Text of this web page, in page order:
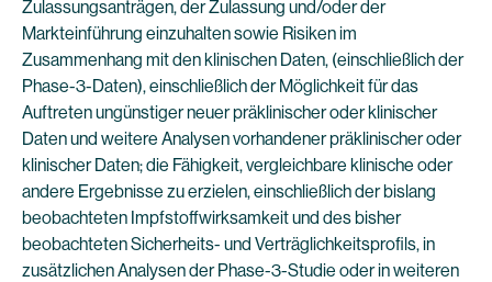
Zulassungsanträgen, der Zulassung und/oder der
Markteinführung einzuhalten sowie Risiken im
Zusammenhang mit den klinischen Daten, (einschließlich der
Phase-3-Daten), einschließlich der Möglichkeit für das
Auftreten ungünstiger neuer präklinischer oder klinischer
Daten und weitere Analysen vorhandener präklinischer oder
klinischer Daten; die Fähigkeit, vergleichbare klinische oder
andere Ergebnisse zu erzielen, einschließlich der bislang
beobachteten Impfstoffwirksamkeit und des bisher
beobachteten Sicherheits- und Verträglichkeitsprofils, in
zusätzlichen Analysen der Phase-3-Studie oder in weiteren